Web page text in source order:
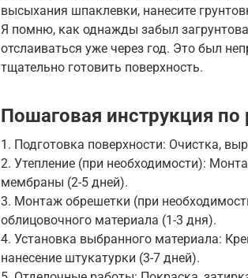
высыхания шпаклевки, нанесите
Я помню, как однажды забыл
отслаиваться уже через год. Это был
тщательно готовить поверхность.
Пошаговая инструкция по
1. Подготовка поверхности: Очистка,
2. Утепление (при необходимости):
мембраны (2-5 дней).
3. Монтаж обрешетки (при
облицовочного материала (1-3 дня).
4. Установка выбранного материала:
нанесение штукатурки (3-7 дней).